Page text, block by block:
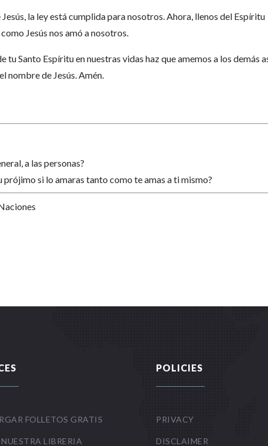
la ley está cumplida para nosotros. Ahora, llenos del Espíritu
Jesús nos amó a nosotros.
tu Santo Espíritu en nuestras vidas haz que amemos a los demás
nombre de Jesús. Amén.
a las personas?
si lo amaras tanto como te amas a ti mismo?
FOLLETOS GRATIS
LIBRERIA
POLICIES
PRIVACY
DISCLAIMER